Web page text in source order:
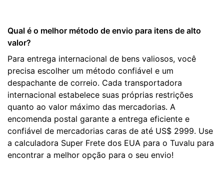
Qual é o melhor método de envio para itens de alto
valor?
Para entrega internacional de bens valiosos, você
precisa escolher um método confiável e um
despachante de correio. Cada transportadora
internacional estabelece suas próprias restrições
quanto ao valor máximo das mercadorias. A
encomenda postal garante a entrega eficiente e
confiável de mercadorias caras de até US$ 2999. Use
a calculadora Super Frete dos EUA para o Tuvalu para
encontrar a melhor opção para o seu envio!